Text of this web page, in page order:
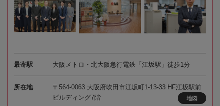
最寄駅 大阪メトロ・北大阪急行電鉄「江坂駅」徒歩1分
所在地
〒564-0063 大阪府吹田市江坂町1-13-33 HF江坂駅前
ビルディング7階
地図